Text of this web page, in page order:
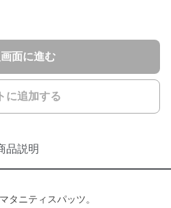
面に進む
に追加する
品説明
タニティスパッツ。